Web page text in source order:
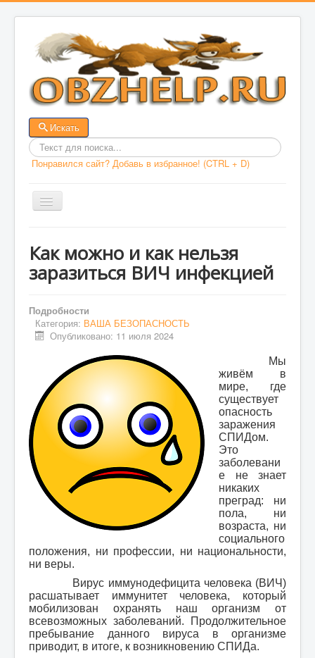
Искать
Понравился сайт? Добавь в избранное! (CTRL + D)
ДОКУМЕНТЫ
ВАША БЕЗОПАСНОСТЬ
ПЕРВАЯ ПОМОЩЬ
ВИДЕОМАТЕРИАЛЫ
ФОТОАЛЬБОМ
Как можно и как нельзя
заразиться ВИЧ инфекцией
Подробности
Категория: ВАША БЕЗОПАСНОСТЬ
Опубликовано: 11 июля 2024
Мы
живём в
мире, где
существует
опасность
заражения
СПИДом.
Это
заболевани
е не знает
никаких
преград: ни
пола, ни
возраста, ни
социального
положения, ни профессии, ни национальности,
ни веры.
Вирус иммунодефицита человека (ВИЧ)
расшатывает иммунитет человека, который
мобилизован охранять наш организм от
всевозможных заболеваний. Продолжительное
пребывание данного вируса в организме
приводит, в итоге, к возникновению СПИДа.